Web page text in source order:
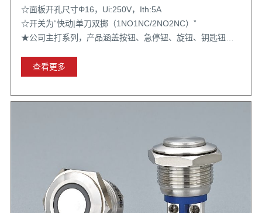
☆面板开孔尺寸Φ16，Ui:250V，Ith:5A
☆开关为“快动|单刀双掷（1NO1NC/2NO2NC）”
★公司主打系列，产品涵盖按钮、急停钮、旋钮、钥匙钮；
查看更多